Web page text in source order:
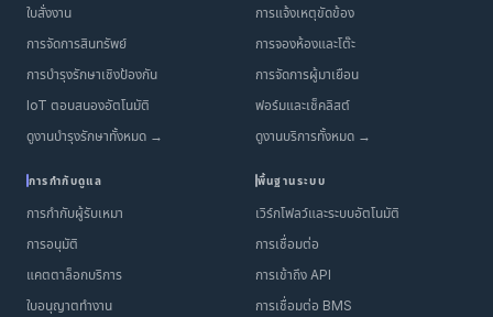
ใบสั่งงาน
การจัดการสินทรัพย์
การบำรุงรักษาเชิงป้องกัน
IoT ตอบสนองอัตโนมัติ
ดูงานบำรุงรักษาทั้งหมด →
การแจ้งเหตุขัดข้อง
การจองห้องและโต๊ะ
การจัดการผู้มาเยือน
ฟอร์มและเช็คลิสต์
ดูงานบริการทั้งหมด →
การกำกับดูแล
การกำกับผู้รับเหมา
การอนุมัติ
แคตตาล็อกบริการ
ใบอนุญาตทำงาน
พื้นฐานระบบ
เวิร์กโฟลว์และระบบอัตโนมัติ
การเชื่อมต่อ
การเข้าถึง API
การเชื่อมต่อ BMS